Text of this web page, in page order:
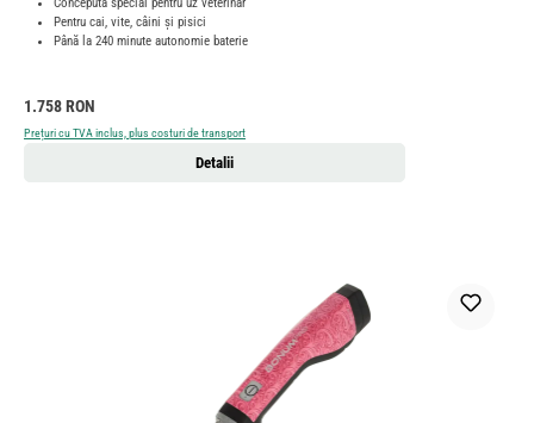
Pentru cai, vite, câini și pisici
Până la 240 minute autonomie baterie
Preț obișnuit:
1.758 RON
Prețuri cu TVA inclus, plus costuri de transport
Detalii